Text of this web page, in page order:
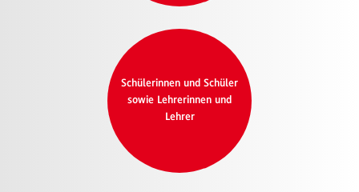
Schülerinnen und Schüler
sowie Lehrerinnen und
Lehrer